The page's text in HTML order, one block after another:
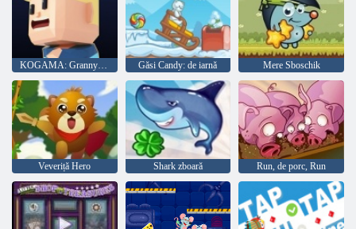
KOGAMA: Granny Parkour Găsi Candy: de iarnă Mere Sboschik
Veveriță Hero Shark zboară Run, de porc, Run